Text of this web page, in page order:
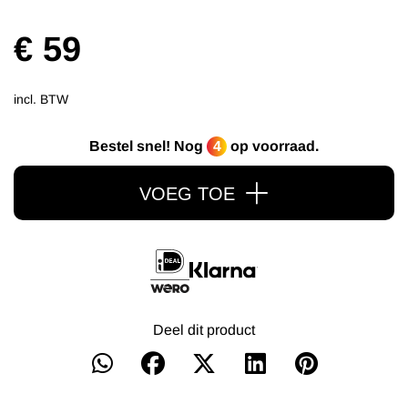
€ 59
incl. BTW
Bestel snel! Nog 4 op voorraad.
VOEG TOE
Deel dit product